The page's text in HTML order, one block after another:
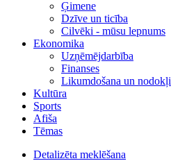
Ģimene
Dzīve un ticība
Cilvēki - mūsu lepnums
Ekonomika
Uzņēmējdarbība
Finanses
Likumdošana un nodokļi
Kultūra
Sports
Afiša
Tēmas
Detalizēta meklēšana